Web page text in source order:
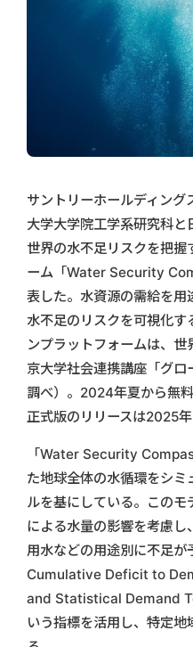
サントリーホールディン
大学大学院工学系研究科と
世界の水不足リスクを把
ーム「Water Security
表した。水資源の需給を用
水不足のリスクを可視化す
ンプラットフォームは、
京大学社会連携講座「グロ
調べ）。2024年夏から無
正式版のリリースは2025年
「Water Security
た地球全体の水循環をシ
ルを基にしている。このモ
による水量の影響を考慮
用水などの用途別に不足が
Cumulative Deficit to
and Statistical Demand
いう指標を活用し、特定